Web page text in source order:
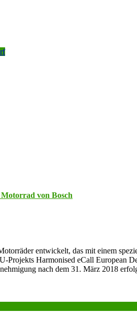
von Bosch
entwickelt, das mit einem
Projekts Harmonised eCall
nach dem 31. März 2018